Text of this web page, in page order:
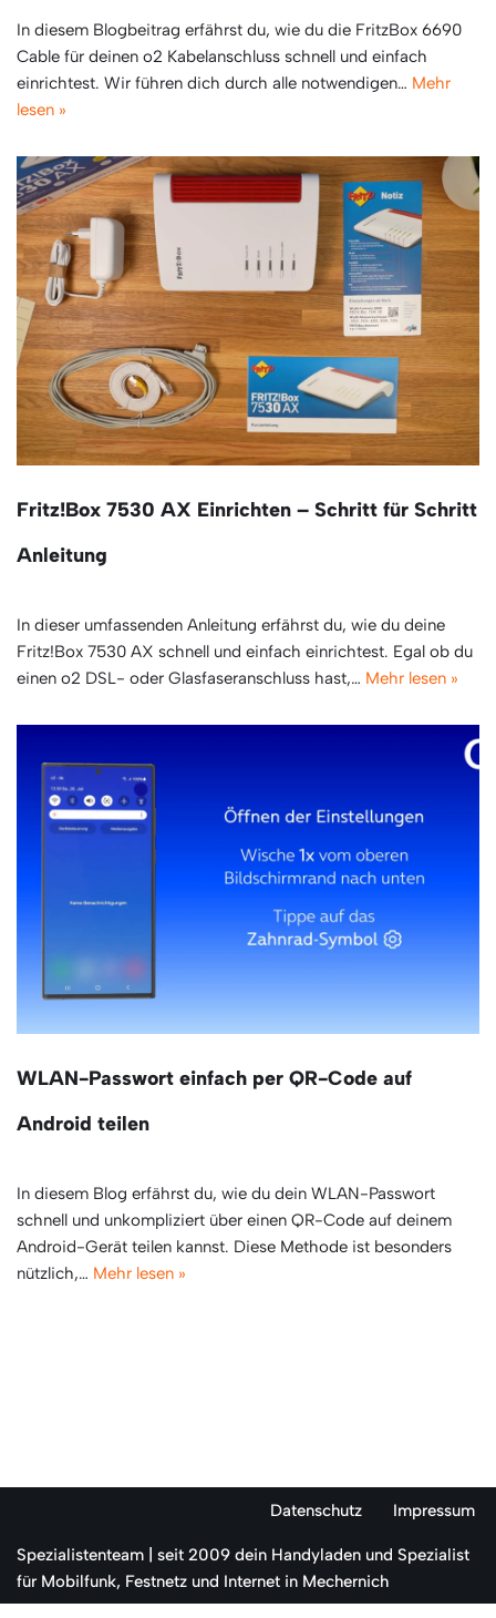
In diesem Blogbeitrag erfährst du, wie du die FritzBox 6690
Cable für deinen o2 Kabelanschluss schnell und einfach
einrichtest. Wir führen dich durch alle notwendigen… Mehr
lesen »
Fritz!Box 7530 AX Einrichten – Schritt für Schritt
Anleitung
In dieser umfassenden Anleitung erfährst du, wie du deine
Fritz!Box 7530 AX schnell und einfach einrichtest. Egal ob du
einen o2 DSL- oder Glasfaseranschluss hast,… Mehr lesen »
WLAN-Passwort einfach per QR-Code auf
Android teilen
In diesem Blog erfährst du, wie du dein WLAN-Passwort
schnell und unkompliziert über einen QR-Code auf deinem
Android-Gerät teilen kannst. Diese Methode ist besonders
nützlich,… Mehr lesen »
Datenschutz Impressum
Spezialistenteam | seit 2009 dein Handyladen und Spezialist
für Mobilfunk, Festnetz und Internet in Mechernich